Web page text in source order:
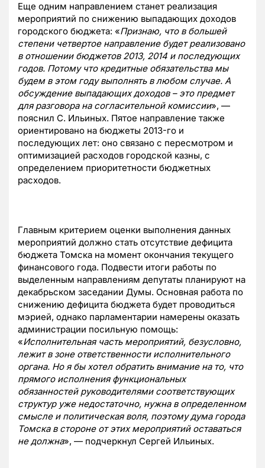
Еще одним направлением станет реализация
мероприятий по снижению выпадающих доходов
городского бюджета: «Признаю, что в большей
степени четвертое направление будет реализовано
в отношении бюджетов 2013, 2014 и последующих
годов. Потому что кредитные обязательства мы
будем в этом году выполнять в любом случае. А
обсуждение выпадающих доходов – это предмет
для разговора на согласительной комиссии», —
пояснил С. Ильиных. Пятое направление также
ориентировано на бюджеты 2013-го и
последующих лет: оно связано с пересмотром и
оптимизацией расходов городской казны, с
определением приоритетности бюджетных
расходов.
Главным критерием оценки выполнения данных
мероприятий должно стать отсутствие дефицита
бюджета Томска на момент окончания текущего
финансового года. Подвести итоги работы по
выделенным направлениям депутаты планируют на
декабрьском заседании Думы. Основная работа по
снижению дефицита бюджета будет проводиться
мэрией, однако парламентарии намерены оказать
администрации посильную помощь:
«Исполнительная часть мероприятий, безусловно,
лежит в зоне ответственности исполнительного
органа. Но я бы хотел обратить внимание на то, что
прямого исполнения функциональных
обязанностей руководителями соответствующих
структур уже недостаточно, нужна в определенном
смысле и политическая воля, поэтому дума города
Томска в стороне от этих мероприятий оставаться
не должна», — подчеркнул Сергей Ильиных.